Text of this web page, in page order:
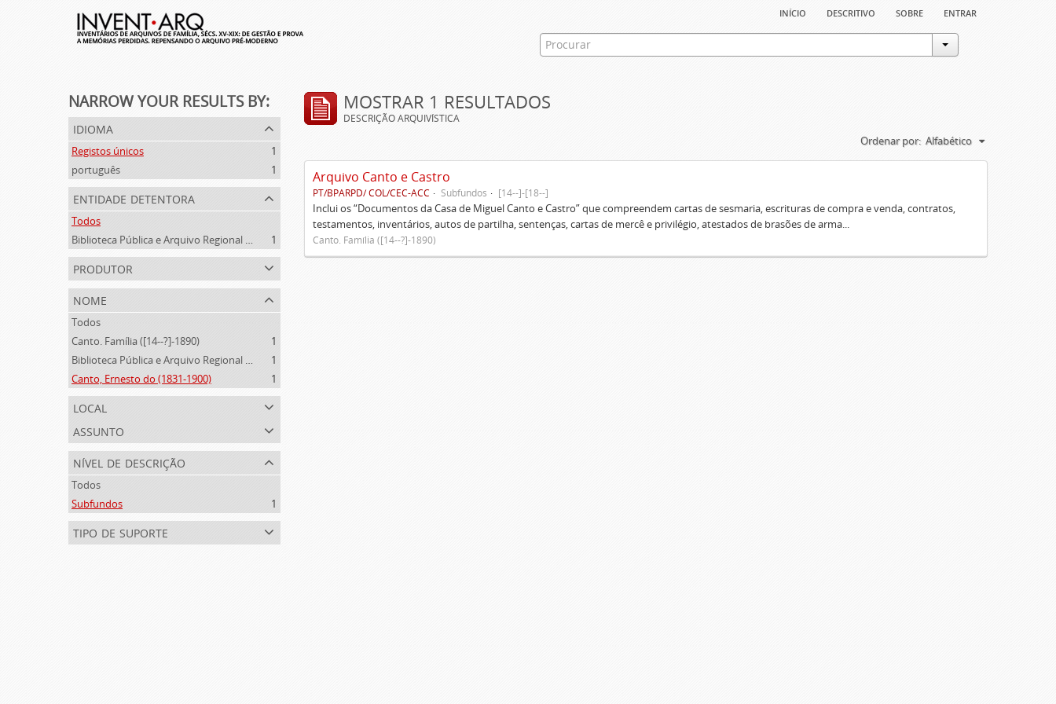
início descritivo sobre entrar
NARROW YOUR RESULTS BY:
idioma
Registos únicos
1
português
1
entidade detentora
Todos
Biblioteca Pública e Arquivo Regional de Ponta Delgada
1
produtor
nome
Todos
Canto. Família ([14--?]-1890)
1
Biblioteca Pública e Arquivo Regional de Ponta Delgada (1841- )
1
Canto, Ernesto do (1831-1900)
1
local
assunto
nível de descrição
Todos
Subfundos
1
tipo de suporte
MOSTRAR 1 RESULTADOS
DESCRIÇÃO ARQUIVÍSTICA
Ordenar por: Alfabético
Arquivo Canto e Castro
PT/BPARPD/ COL/CEC-ACC Subfundos [14--]-[18--]
Inclui os “Documentos da Casa de Miguel Canto e Castro” que compreendem cartas de sesmaria, escrituras de compra e venda, contratos,
testamentos, inventários, autos de partilha, sentenças, cartas de mercê e privilégio, atestados de brasões de arma...
Canto. Família ([14--?]-1890)